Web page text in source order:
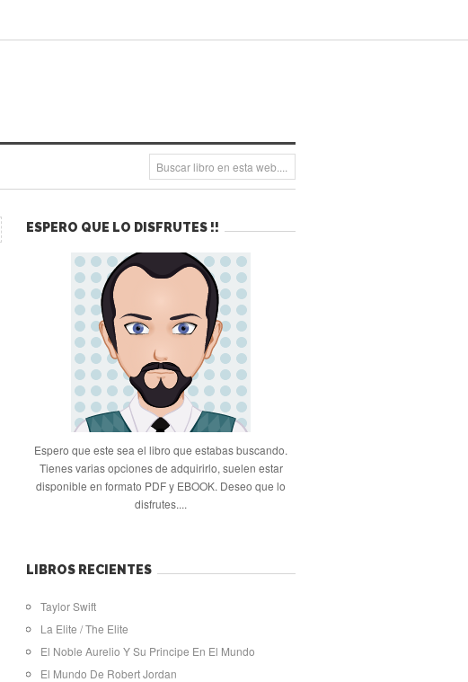
ESPERO QUE LO DISFRUTES !!
Espero que este sea el libro que estabas buscando.
Tienes varias opciones de adquirirlo, suelen estar
disponible en formato PDF y EBOOK. Deseo que lo
disfrutes....
LIBROS RECIENTES
Taylor Swift
La Elite / The Elite
El Noble Aurelio Y Su Principe En El Mundo
El Mundo De Robert Jordan